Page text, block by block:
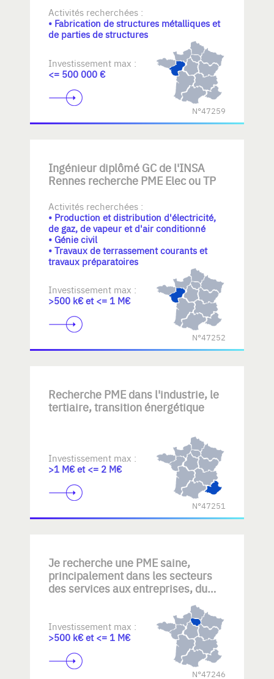
Activités recherchées :
• Fabrication de structures métalliques et
de parties de structures
Investissement max :
<= 500 000 €
N°47259
Ingénieur diplômé GC de l'INSA
Rennes recherche PME Elec ou TP
Activités recherchées :
• Production et distribution d'électricité,
de gaz, de vapeur et d'air conditionné
• Génie civil
• Travaux de terrassement courants et
travaux préparatoires
Investissement max :
>500 k€ et <= 1 M€
N°47252
Recherche PME dans l'industrie, le
tertiaire, transition énergétique
Investissement max :
>1 M€ et <= 2 M€
N°47251
Je recherche une PME saine,
principalement dans les secteurs
des services aux entreprises, du
technique, des services industriels
ou d'autres activités B2B générant
des revenus récurrents. Mon
objectif : reprendre une entreprise
disposant d'une clientèle fidèle,
Investissement max :
>500 k€ et <= 1 M€
N°47246